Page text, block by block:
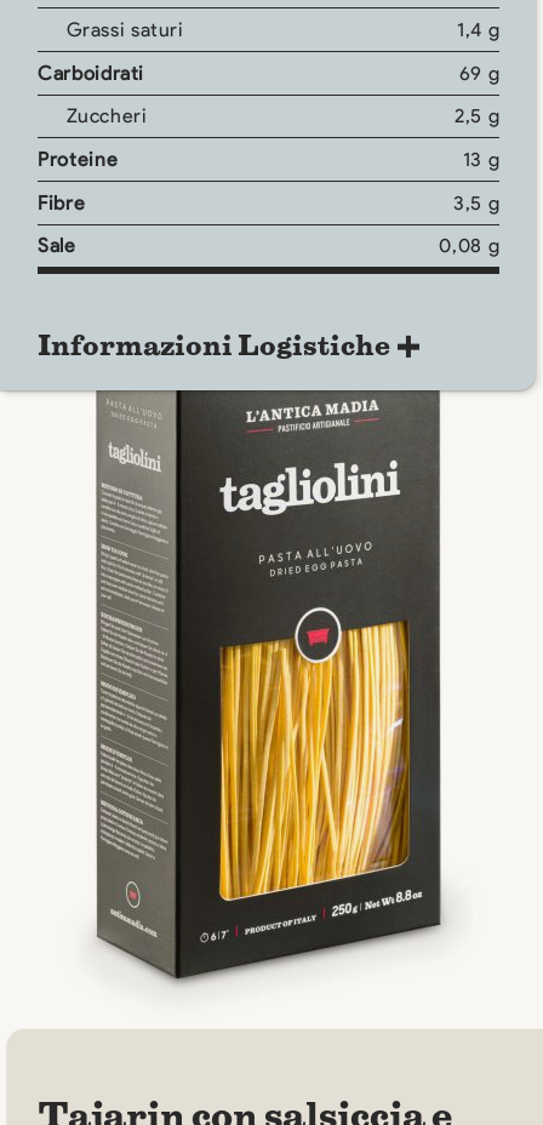
Grassi saturi
1,4 g
Carboidrati
69 g
Zuccheri
2,5 g
Proteine
13 g
Fibre
3,5 g
Sale
0,08 g
Informazioni Logistiche
Tajarin con salsiccia e